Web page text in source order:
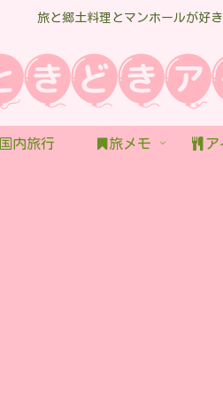
旅と郷土料理とマンホールが好
国内旅行 旅メモ ア